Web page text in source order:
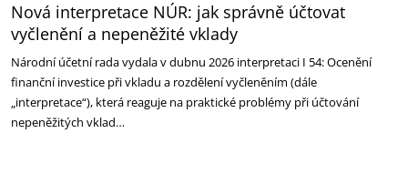
Nová interpretace NÚR: jak správně účtovat
vyčlenění a nepeněžité vklady
Národní účetní rada vydala v dubnu 2026 interpretaci I 54: Ocenění
finanční investice při vkladu a rozdělení vyčleněním (dále
„interpretace“), která reaguje na praktické problémy při účtování
nepeněžitých vklad…